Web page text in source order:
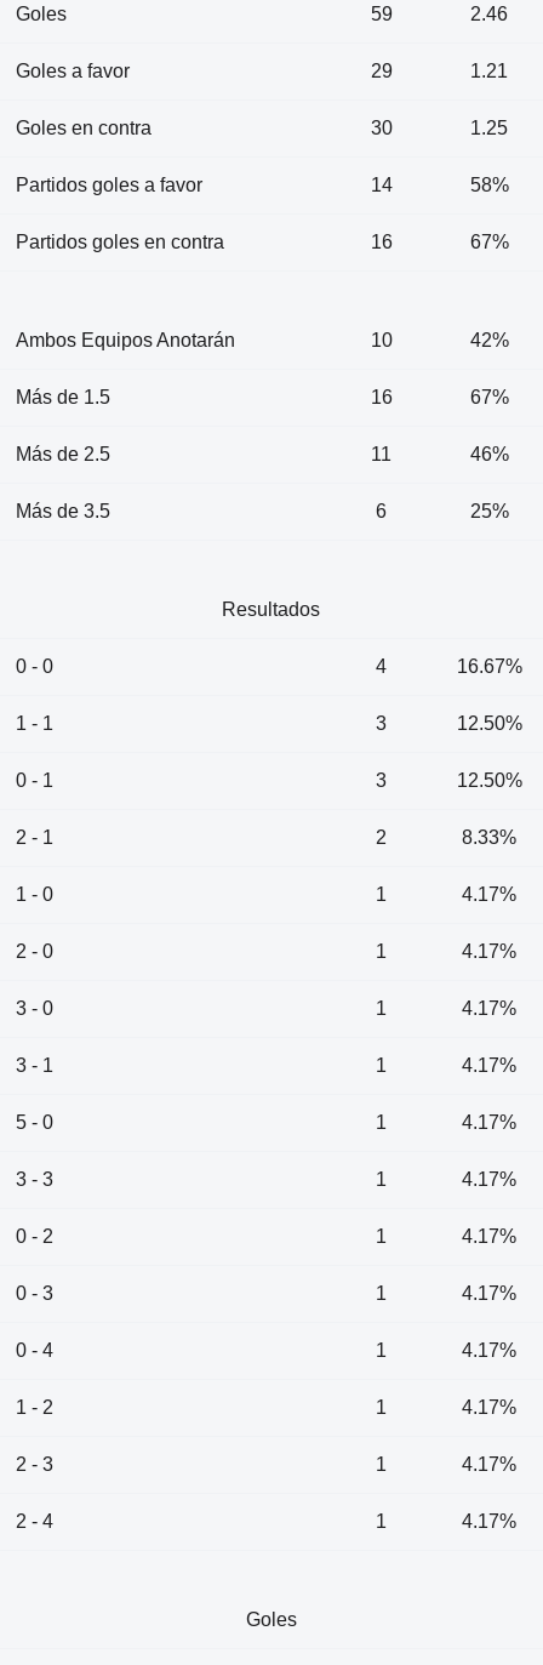
Goles 59 2.46
Goles a favor 29 1.21
Goles en contra 30 1.25
Partidos goles a favor 14 58%
Partidos goles en contra 16 67%
Ambos Equipos Anotarán 10 42%
Más de 1.5 16 67%
Más de 2.5 11 46%
Más de 3.5 6 25%
Resultados
0 - 0 4 16.67%
1 - 1 3 12.50%
0 - 1 3 12.50%
2 - 1 2 8.33%
1 - 0 1 4.17%
2 - 0 1 4.17%
3 - 0 1 4.17%
3 - 1 1 4.17%
5 - 0 1 4.17%
3 - 3 1 4.17%
0 - 2 1 4.17%
0 - 3 1 4.17%
0 - 4 1 4.17%
1 - 2 1 4.17%
2 - 3 1 4.17%
2 - 4 1 4.17%
Goles